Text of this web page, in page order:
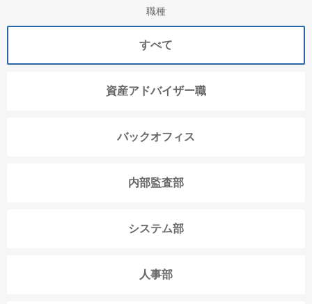
職種
すべて
資産アドバイザー職
バックオフィス
内部監査部
システム部
人事部